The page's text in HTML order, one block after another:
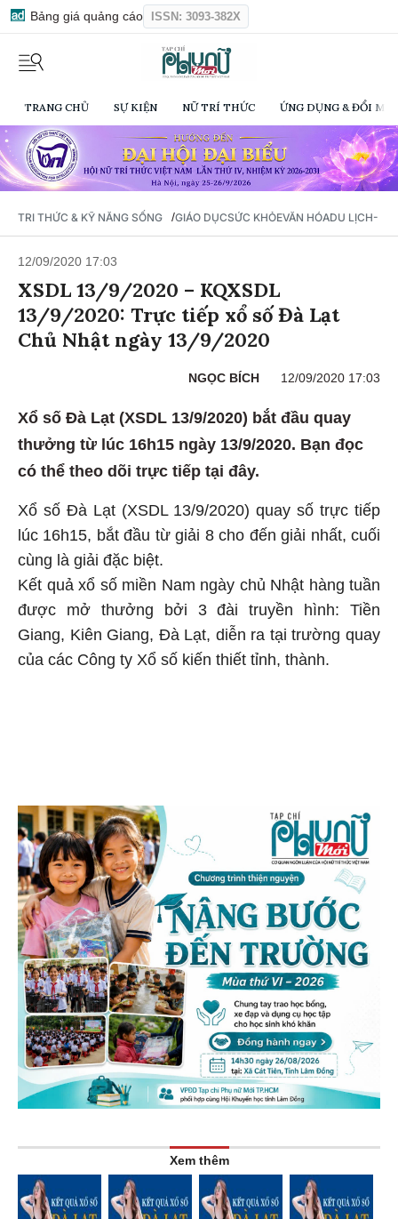
Bảng giá quảng cáo ISSN: 3093-382X
TRANG CHỦ SỰ KIỆN NỮ TRÍ THỨC ỨNG DỤNG & ĐỔI
TRI THỨC & KỸ NĂNG SỐNG /GIÁO DỤCSỨC KHỎEVĂN HÓADU LỊCH-
12/09/2020 17:03
XSDL 13/9/2020 – KQXSDL
13/9/2020: Trực tiếp xổ số Đà Lạt
Chủ Nhật ngày 13/9/2020
NGỌC BÍCH 12/09/2020 17:03
Xổ số Đà Lạt (XSDL 13/9/2020) bắt đầu quay
thưởng từ lúc 16h15 ngày 13/9/2020. Bạn đọc
có thể theo dõi trực tiếp tại đây.
Xổ số Đà Lạt (XSDL 13/9/2020) quay số trực tiếp
lúc 16h15, bắt đầu từ giải 8 cho đến giải nhất, cuối
cùng là giải đặc biệt.
Kết quả xổ số miền Nam ngày chủ Nhật hàng tuần
được mở thưởng bởi 3 đài truyền hình: Tiền
Giang, Kiên Giang, Đà Lạt, diễn ra tại trường quay
của các Công ty Xổ số kiến thiết tỉnh, thành.
Xem thêm